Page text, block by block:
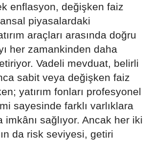
enflasyon, değişken faiz
piyasalardaki
araçları arasında doğru
her zamankinden daha
Vadeli mevduat, belirli
sabit veya değişken faiz
yatırım fonları profesyonel
sayesinde farklı varlıklara
imkânı sağlıyor. Ancak her iki
da risk seviyesi, getiri